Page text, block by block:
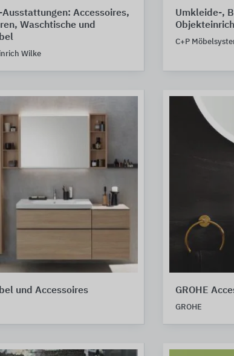
Ausstattungen: Accessoires,
Waschtische und
Wilke
Umkleide-,
C+P
und Accessoires GROHE
GROHE